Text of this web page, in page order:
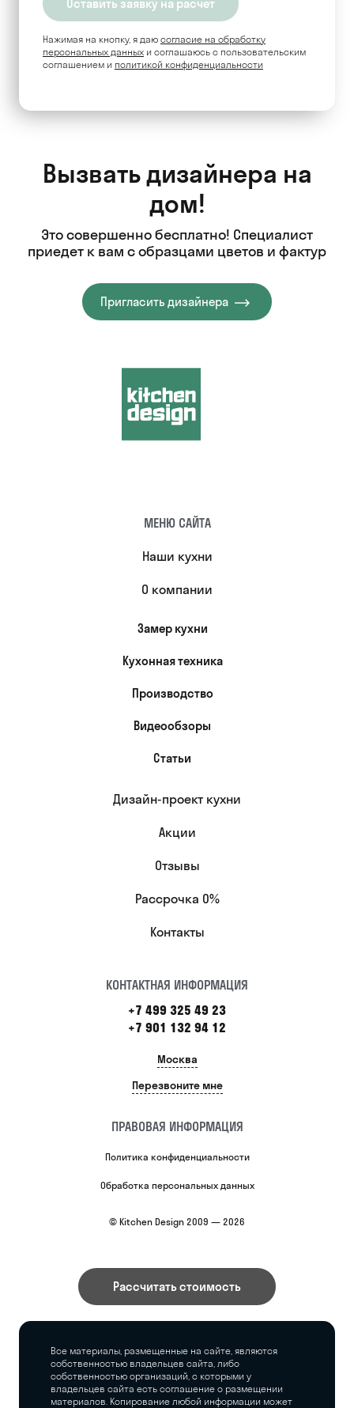
Нажимая на кнопку, я даю согласие на обработку
персональных данных и соглашаюсь c пользовательским
соглашением и политикой конфиденциальности
Вызвать дизайнера на
дом!
Это совершенно бесплатно! Специалист
приедет к вам с образцами цветов и фактур
Пригласить дизайнера
МЕНЮ САЙТА
Наши кухни
О компании
Замер кухни
Кухонная техника
Производство
Видеообзоры
Статьи
Дизайн-проект кухни
Акции
Отзывы
Рассрочка 0%
Контакты
КОНТАКТНАЯ ИНФОРМАЦИЯ
+7 499 325 49 23
+7 901 132 94 12
Москва
Перезвоните мне
ПРАВОВАЯ ИНФОРМАЦИЯ
Политика конфиденциальности
Обработка персональных данных
© Kitchen Design 2009 — 2026
Рассчитать стоимость
Все материалы, размещенные на сайте, являются
собственностью владельцев сайта, либо
собственностью организаций, с которыми у
владельцев сайта есть соглашение о размещении
материалов. Копирование любой информации может